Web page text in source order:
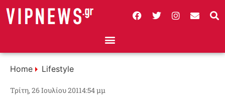
Home Lifestyle
Τρίτη, 26 Ιουλίου 20114:54 μμ